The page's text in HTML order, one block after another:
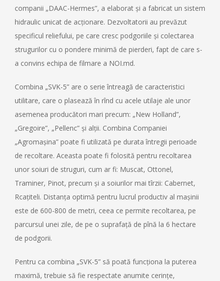
companii „DAAC-Hermes”, a elaborat și a fabricat un sistem
hidraulic unicat de acționare. Dezvoltatorii au prevăzut
specificul reliefului, pe care cresc podgoriile și colectarea
strugurilor cu o pondere minimă de pierderi, fapt de care s-
a convins echipa de filmare a NOI.md.
Combina „SVK-5” are o serie întreagă de caracteristici
utilitare, care o plasează în rînd cu acele utilaje ale unor
asemenea producători mari precum: „New Holland”,
„Gregoire”, „Pellenc” și alții. Combina Companiei
„Agromașina” poate fi utilizată pe durata întregii perioade
de recoltare. Aceasta poate fi folosită pentru recoltarea
unor soiuri de struguri, cum ar fi: Muscat, Ottonel,
Traminer, Pinot, precum și a soiurilor mai tîrzii: Cabernet,
Rcațiteli. Distanța optimă pentru lucrul productiv al mașinii
este de 600-800 de metri, ceea ce permite recoltarea, pe
parcursul unei zile, de pe o suprafață de pînă la 6 hectare
de podgorii.
Pentru ca combina „SVK-5” să poată funcționa la puterea
maximă, trebuie să fie respectate anumite cerințe,